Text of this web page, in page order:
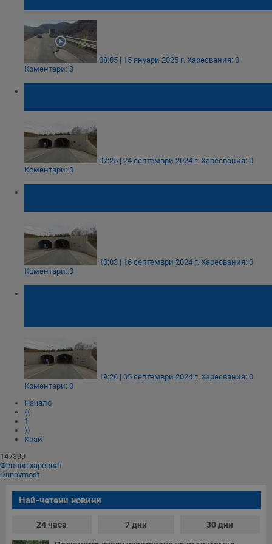
08:05 | 15 януари 2025 г. Харесвания: 0
Коментари: 0
07:25 | 24 септември 2024 г. Харесвания: 0
Коментари: 0
10:03 | 16 септември 2024 г. Харесвания: 0
Коментари: 0
19:26 | 05 септември 2024 г. Харесвания: 0
Коментари: 0
Начало
⟨⟨
1
⟩⟩
Край
147399
Фенове харесват
Dunavmost
Най-четени новини
24 часа 7 дни 30 дни